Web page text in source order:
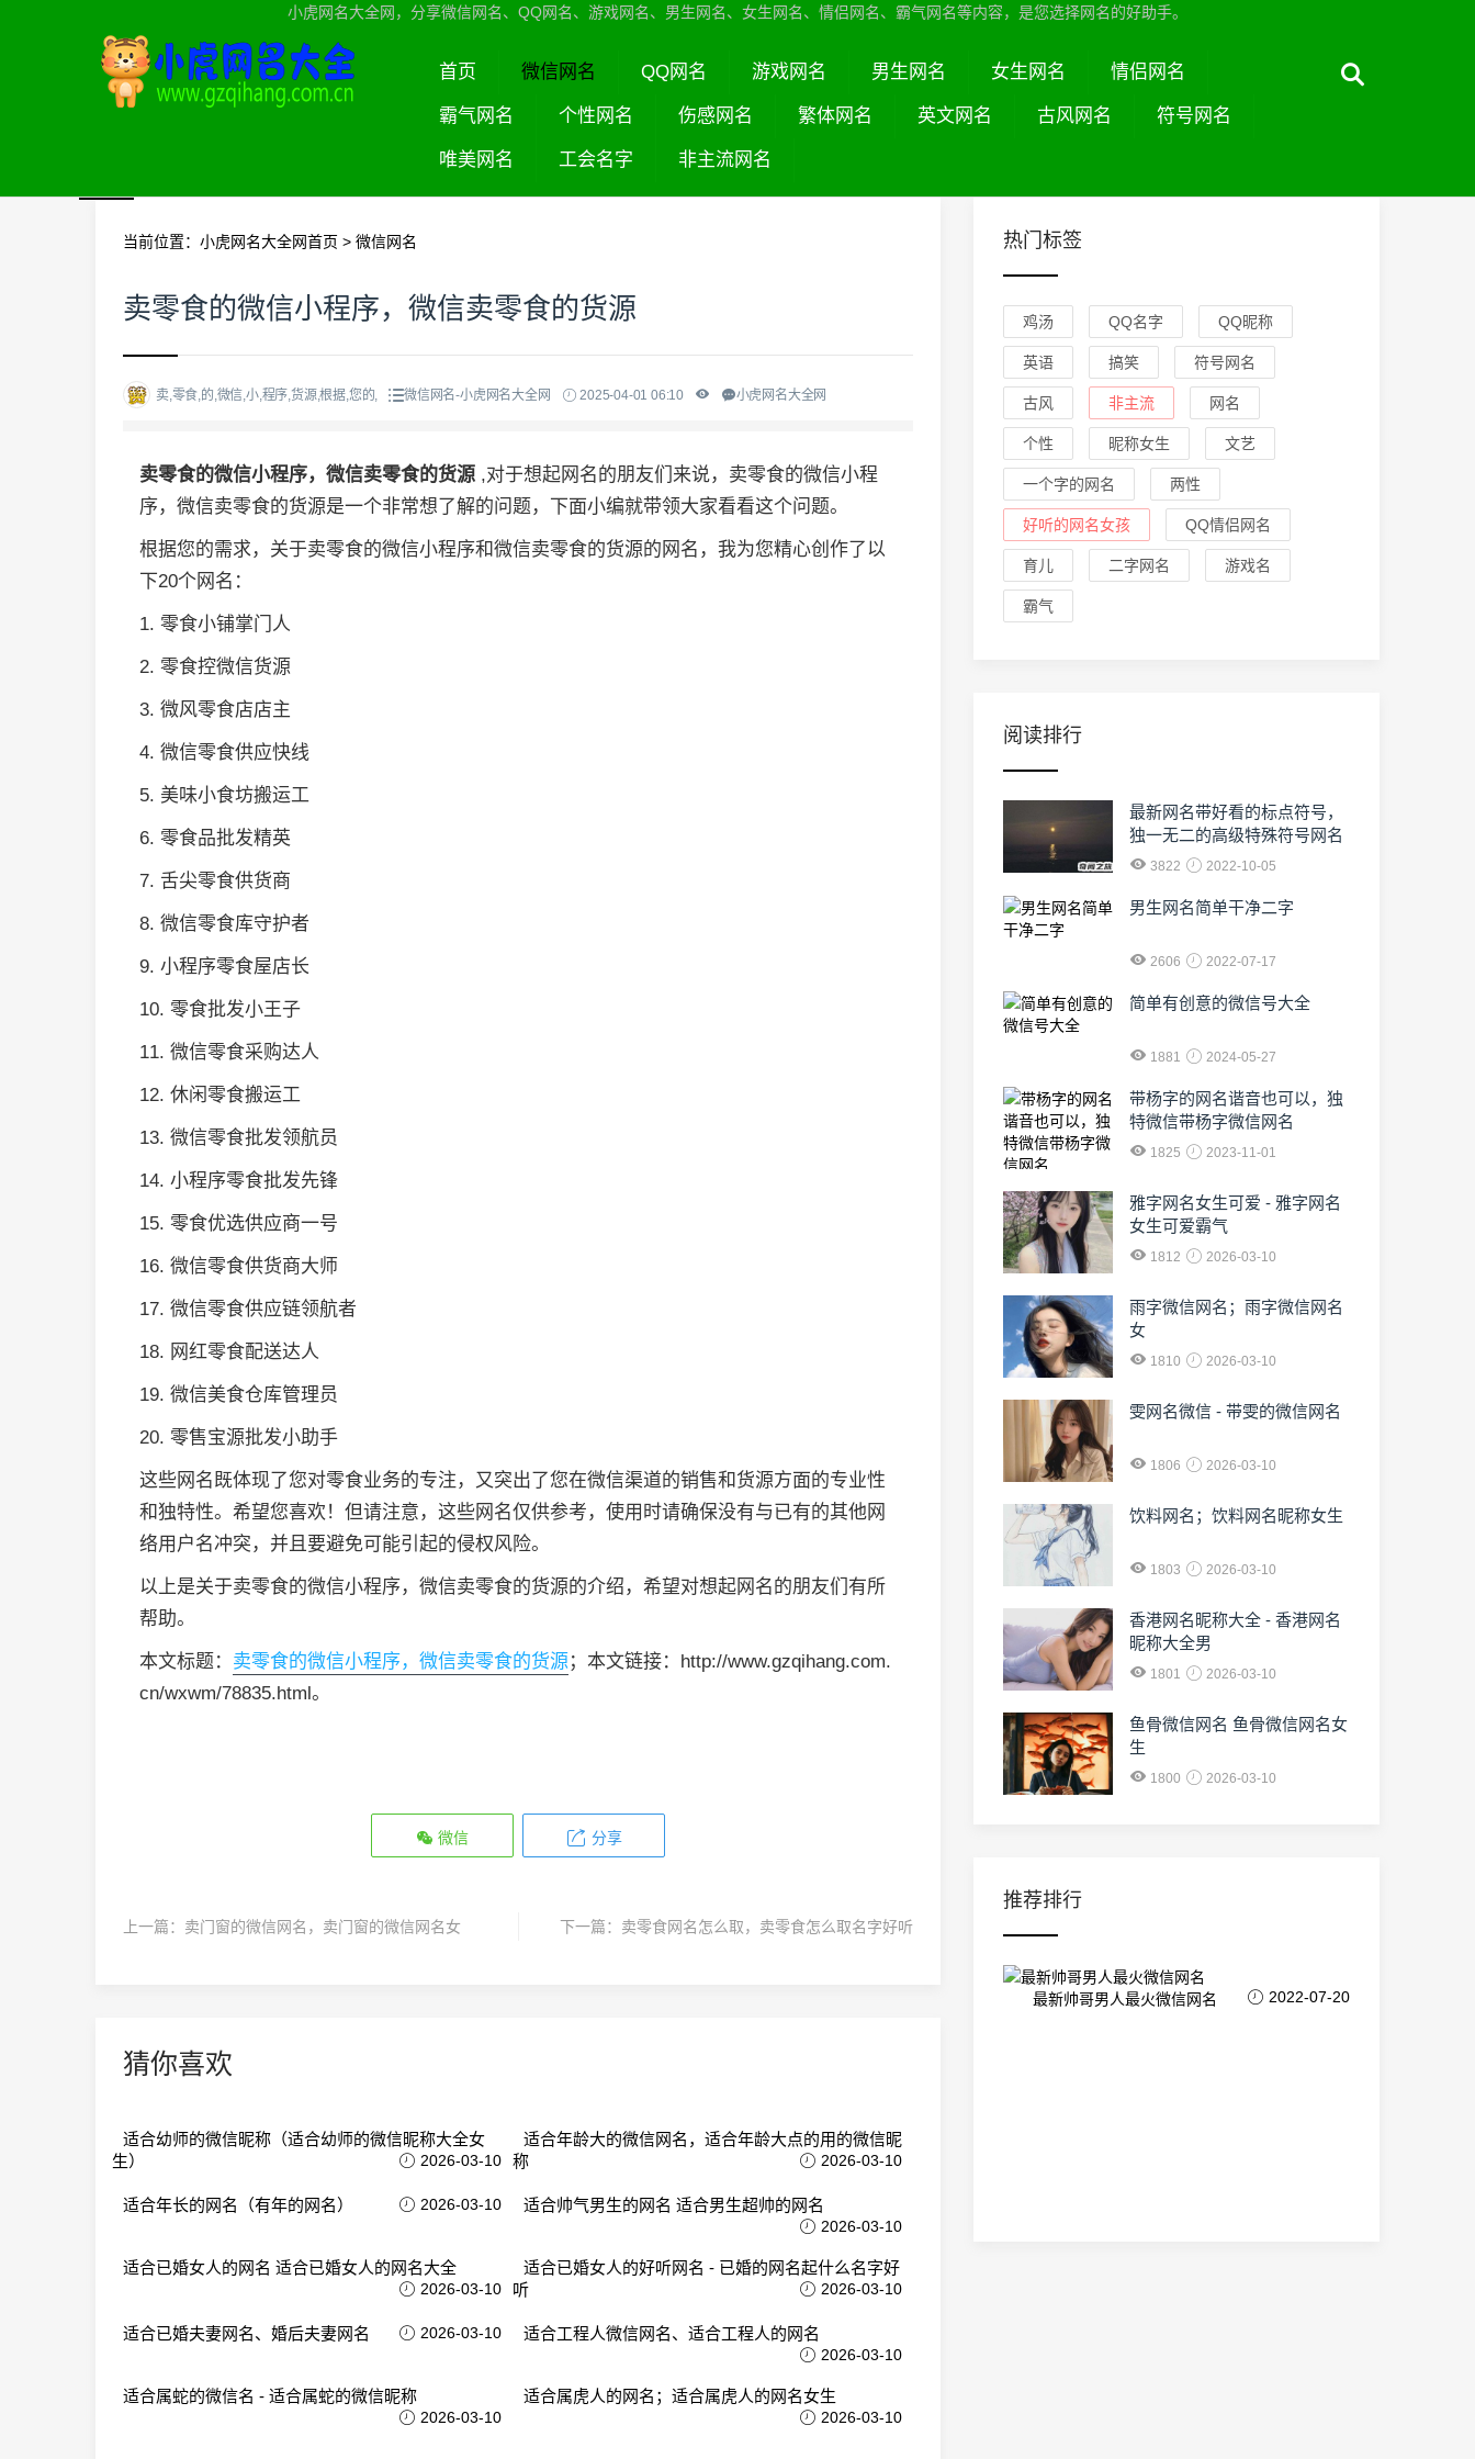
小虎网名大全网，分享微信网名、QQ网名、游戏网名、男生网名、女生网名、情侣网名、霸气网名等内容，是您选择网名的好助手。
首页 微信网名 QQ网名 游戏网名 男生网名 女生网名 情侣网名
霸气网名 个性网名 伤感网名 繁体网名 英文网名 古风网名 符号网名
唯美网名 工会名字 非主流网名
当前位置： 小虎网名大全网首页 > 微信网名
卖零食的微信小程序，微信卖零食的货源
卖,零食,的,微信,小,程序,货源,根据,您的, 微信网名-小虎网名大全网 2025-04-01 06:10 小虎网名大全网
卖零食的微信小程序，微信卖零食的货源 ,对于想起网名的朋友们来说，卖零食的微信小程
序，微信卖零食的货源是一个非常想了解的问题，下面小编就带领大家看看这个问题。
根据您的需求，关于卖零食的微信小程序和微信卖零食的货源的网名，我为您精心创作了以
下20个网名：
1. 零食小铺掌门人
2. 零食控微信货源
3. 微风零食店店主
4. 微信零食供应快线
5. 美味小食坊搬运工
6. 零食品批发精英
7. 舌尖零食供货商
8. 微信零食库守护者
9. 小程序零食屋店长
10. 零食批发小王子
11. 微信零食采购达人
12. 休闲零食搬运工
13. 微信零食批发领航员
14. 小程序零食批发先锋
15. 零食优选供应商一号
16. 微信零食供货商大师
17. 微信零食供应链领航者
18. 网红零食配送达人
19. 微信美食仓库管理员
20. 零售宝源批发小助手
这些网名既体现了您对零食业务的专注，又突出了您在微信渠道的销售和货源方面的专业性
和独特性。希望您喜欢！但请注意，这些网名仅供参考，使用时请确保没有与已有的其他网
络用户名冲突，并且要避免可能引起的侵权风险。
以上是关于卖零食的微信小程序，微信卖零食的货源的介绍，希望对想起网名的朋友们有所
帮助。
本文标题： 卖零食的微信小程序，微信卖零食的货源 ；本文链接：http://www.gzqihang.com.
cn/wxwm/78835.html。
微信 分享
上一篇： 卖门窗的微信网名，卖门窗的微信网名女 下一篇： 卖零食网名怎么取，卖零食怎么取名字好听
猜你喜欢
适合幼师的微信昵称（适合幼师的微信昵称大全女
生）
2026-03-10
适合年龄大的微信网名，适合年龄大点的用的微信昵
称
2026-03-10
适合年长的网名（有年的网名） 2026-03-10 适合帅气男生的网名 适合男生超帅的网名
2026-03-10
适合已婚女人的网名 适合已婚女人的网名大全
2026-03-10
适合已婚女人的好听网名 - 已婚的网名起什么名字好
听
2026-03-10
适合已婚夫妻网名、婚后夫妻网名 2026-03-10 适合工程人微信网名、适合工程人的网名
2026-03-10
适合属蛇的微信名 - 适合属蛇的微信昵称
2026-03-10
适合属虎人的网名；适合属虎人的网名女生
2026-03-10
热门标签
鸡汤 QQ名字 QQ昵称
英语 搞笑 符号网名
古风 非主流 网名
个性 昵称女生 文艺
一个字的网名 两性
好听的网名女孩 QQ情侣网名
育儿 二字网名 游戏名
霸气
阅读排行
最新网名带好看的标点符号，
独一无二的高级特殊符号网名
3822 2022-10-05
男生网名简单干净二字
2606 2022-07-17
简单有创意的微信号大全
1881 2024-05-27
​带杨字的网名谐音也可以，独
特微信带杨字微信网名
1825 2023-11-01
雅字网名女生可爱 - 雅字网名
女生可爱霸气
1812 2026-03-10
雨字微信网名；雨字微信网名
女
1810 2026-03-10
雯网名微信 - 带雯的微信网名
1806 2026-03-10
饮料网名；饮料网名昵称女生
1803 2026-03-10
香港网名昵称大全 - 香港网名
昵称大全男
1801 2026-03-10
鱼骨微信网名 鱼骨微信网名女
生
1800 2026-03-10
推荐排行
最新帅哥男人最火微信网名 2022-07-20